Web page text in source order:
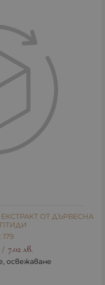
ОТ ДЪРВЕСНА
/ 7.02 лв.
освежаване